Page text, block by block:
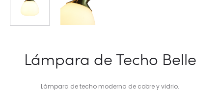
Lámpara de Techo Belle
Lámpara de techo moderna de cobre y vidrio.